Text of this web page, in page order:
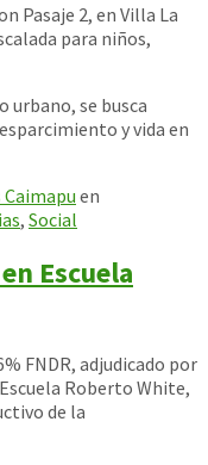
Pasaje 2, en Villa La
para niños,
urbano, se busca
y vida en
en
, Social
Escuela
FNDR, adjudicado por
Roberto White,
de la